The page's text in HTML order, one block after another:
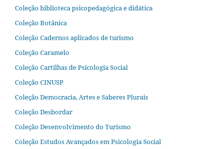
Coleção biblioteca psicopedagógica e didática
Coleção Botânica
Coleção Cadernos aplicados de turismo
Coleção Caramelo
Coleção Cartilhas de Psicologia Social
Coleção CINUSP
Coleção Democracia, Artes e Saberes Plurais
Coleção Desbordar
Coleção Desenvolvimento do Turismo
Coleção Estudos Avançados em Psicologia Social